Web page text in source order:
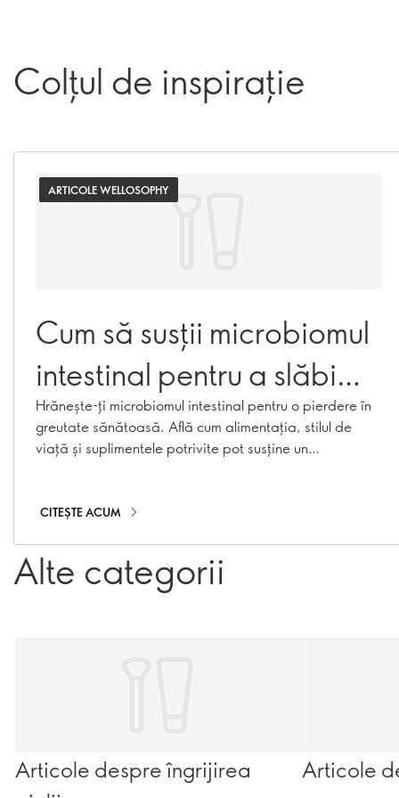
Colțul de inspirație
ARTICOLE WELLOSOPHY
Cum să susții microbiomul
intestinal pentru a slăbi
sănătos
Hrănește-ți microbiomul intestinal pentru o pierdere în
greutate sănătoasă. Află cum alimentația, stilul de
viață și suplimentele potrivite pot susține un
CITEȘTE ACUM
Alte categorii
Articole despre îngrijirea
Articole